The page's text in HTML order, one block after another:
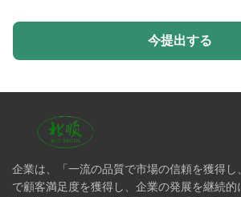
今提出する
企業は、「一流の品質で市場の信頼を獲得し
で顧客満足度を獲得し、企業の発展を継続的